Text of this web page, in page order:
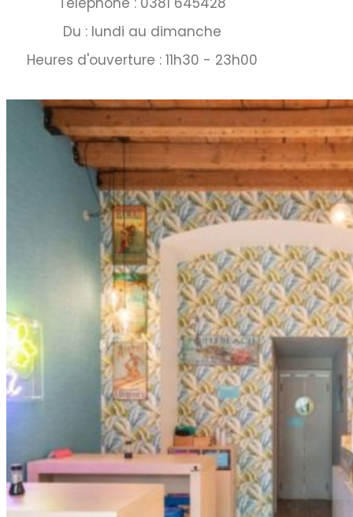
Du : lundi au dimanche
Heures d'ouverture : 11h30 - 23h00